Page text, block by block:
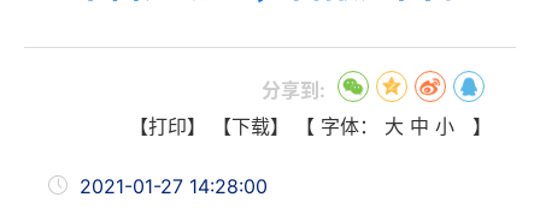
分享到:
【打印】
【下载】 【 字体： 大 中 小 】
2021-01-27 14:28:00